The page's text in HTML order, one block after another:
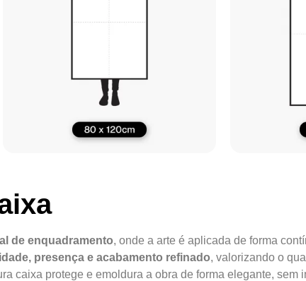
de enquadramento, onde a arte é aplicada de forma
presença e acabamento refinado, valorizando o
caixa protege e emoldura a obra de forma elegante,